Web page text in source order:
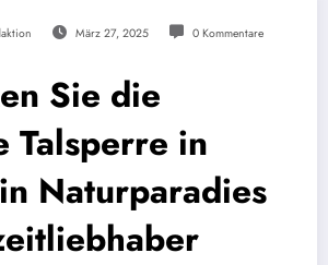
März 27, 2025 0 Kommentare
Sie die
Talsperre in
Naturparadies